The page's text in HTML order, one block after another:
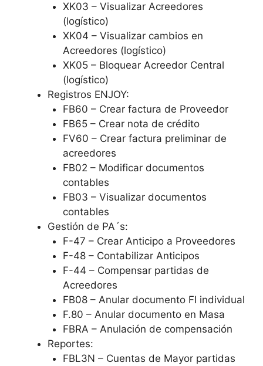
XK03 – Visualizar Acreedores
(logístico)
XK04 – Visualizar cambios en
Acreedores (logístico)
XK05 – Bloquear Acreedor Central
(logístico)
Registros ENJOY:
FB60 – Crear factura de Proveedor
FB65 – Crear nota de crédito
FV60 – Crear factura preliminar de
acreedores
FB02 – Modificar documentos
contables
FB03 – Visualizar documentos
contables
Gestión de PA´s:
F-47 – Crear Anticipo a Proveedores
F-48 – Contabilizar Anticipos
F-44 – Compensar partidas de
Acreedores
FB08 – Anular documento FI individual
F.80 – Anular documento en Masa
FBRA – Anulación de compensación
Reportes:
FBL3N – Cuentas de Mayor partidas